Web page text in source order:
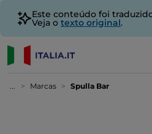
Este conteúdo foi
Veja o texto original.
... Marcas Spulla Bar